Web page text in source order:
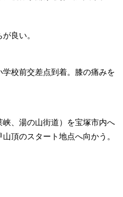
良い。
校前交差点到着。膝の痛みを
、湯の山街道）を宝塚市内へ
頂のスタート地点へ向かう。